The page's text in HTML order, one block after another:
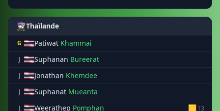
Thaïlande
G Patiwat Khammai
J Suphanan Bureerat
J Jonathan Khemdee
J Suphanat Mueanta
J Weerathep Pomphan 🟨13'